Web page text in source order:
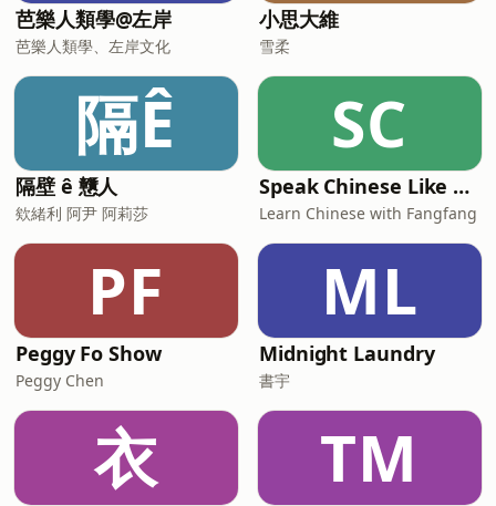
芭樂人類學@左岸
芭樂人類學、左岸文化
小思大維
雪柔
隔Ê
隔壁 ê 戇人
欸緒利 阿尹 阿莉莎
SC
Speak Chinese Like A Taiwanese Local
Learn Chinese with Fangfang
PF
Peggy Fo Show
Peggy Chen
ML
Midnight Laundry
書宇
衣 TM